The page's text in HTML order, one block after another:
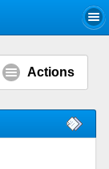
Actions